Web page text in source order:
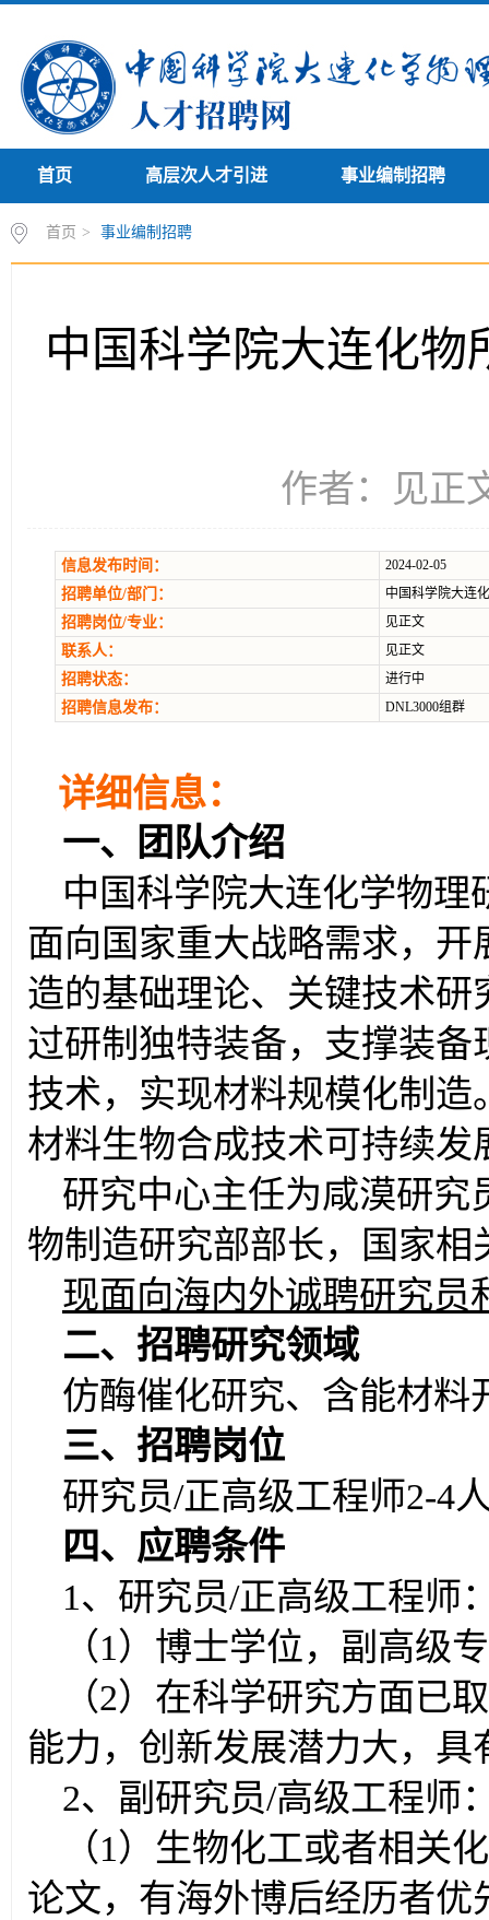
首页 高层次人才引进 事业编制招聘
首页 > 事业编制招聘
中国科学院大连化
作者：见正
信息发布时间： 2024-02-05
招聘单位/部门： 中国科学院大连
招聘岗位/专业： 见正文
联系人： 见正文
招聘状态： 进行中
招聘信息发布： DNL3000组群
详细信息：
一、
团队介绍
中国科学院大连化学物理
面向国家重大战略需求，
造的基础理论、关键技术
过研制独特装备，支撑装
技术，实现材料规模化制
材料生物合成技术可持续发
研究中心主任为咸漠研究
物制造研究部部长，国家相
现面向海内外诚聘研究员
二、招聘研究领域
仿酶催化研究、含能材料
三、 招聘岗位
研究员/正高级工程师2-4
四、 应聘条件
1、研究员/正高级工程师
（1）博士学位，副高级
（2）在科学研究方面已
能力，创新发展潜力大，
2、副研究员/高级工程师
（1）生物化工或者相关
论文，有海外博后经历者